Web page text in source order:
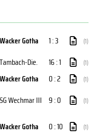
Wacker Gotha 1 : 3 (1)
Tambach-Die. 16 : 1 (1)
Wacker Gotha 0 : 2 (1)
SG Wechmar III 9 : 0 (1)
Wacker Gotha 0 : 10 (1)